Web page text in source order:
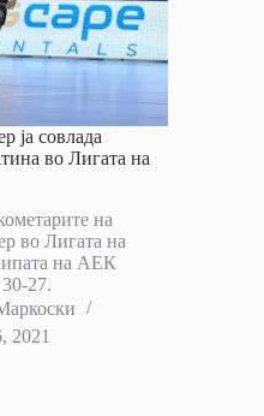
ја совлада
во Лигата на
на
во Лигата на
на АЕК
27.
2021